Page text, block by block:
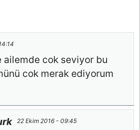
ailemde cok seviyor bu
cok merak ediyorum
22 Ekim 2016 - 09:45